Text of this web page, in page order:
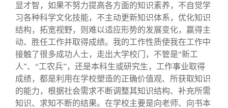
显才智，如果不努力提高各方面的知识素养，不自觉学
习各种科学文化技能，不主动更新知识体系，优化知识
结构，拓宽视野，则难以适应形势的发展变化，赢得主
动、胜任工作并取得成绩。我的工作性质使我在工作中
接触了很多成功人士，走出大学校门，不管是“新工
人”、“工农兵”，还是本科生或研究生，工作事业取得
成绩，都是利用在学校塑造的正确价值观、所获取知识
的能力，根据社会需求不断调整其知识结构、补充所需
知识、求知不断的结果。在学校主要是向老师、向书本